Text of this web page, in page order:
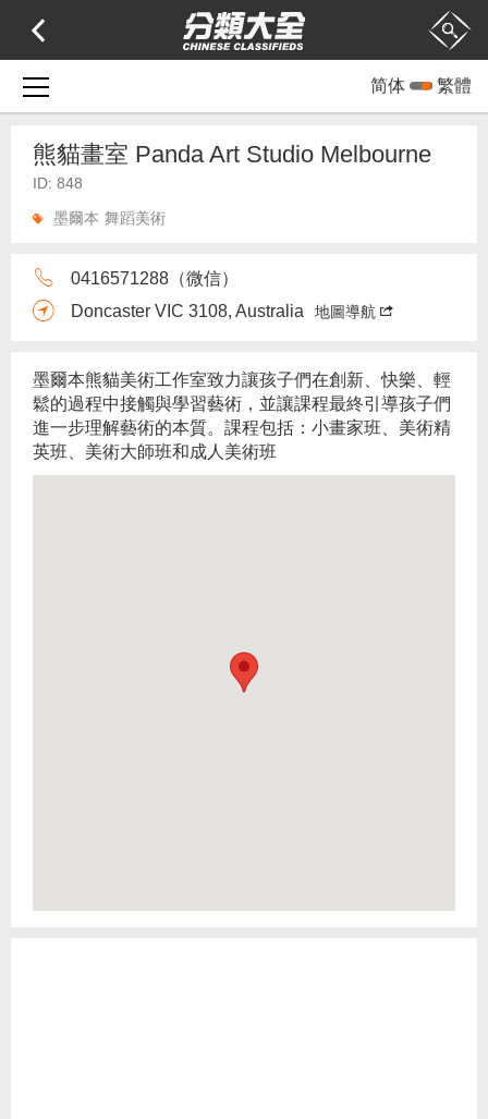
简体 繁體
熊貓畫室 Panda Art Studio Melbourne
ID: 848
墨爾本 舞蹈美術
0416571288（微信）
Doncaster VIC 3108, Australia
地圖導航
墨爾本熊貓美術工作室致力讓孩子們在創新、快樂、輕
鬆的過程中接觸與學習藝術，並讓課程最終引導孩子們
進一步理解藝術的本質。課程包括：小畫家班、美術精
英班、美術大師班和成人美術班